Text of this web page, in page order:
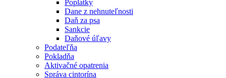
Poplatky
Dane z nehnuteľnosti
Daň za psa
Sankcie
Daňové úľavy
Podateľňa
Pokladňa
Aktivačné opatrenia
Správa cintorína